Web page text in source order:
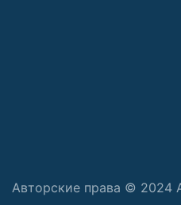
Авторские права © 2024